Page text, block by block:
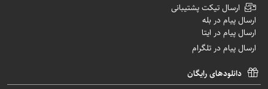
ارسال تیکت پشتیبانی
ارسال پیام در بله
ارسال پیام در ایتا
ارسال پیام در تلگرام
دانلودهای رایگان